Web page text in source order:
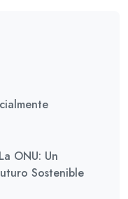
ONU: Un
Sostenible